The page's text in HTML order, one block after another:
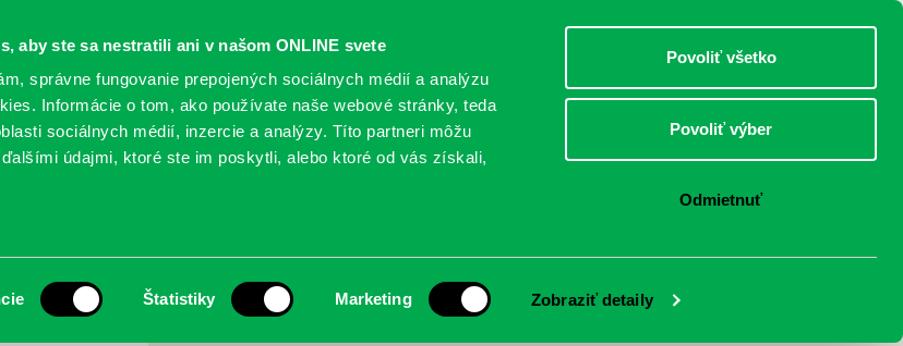
aby ste sa nestratili ani v našom ONLINE svete
správne fungovanie prepojených sociálnych médií a analýzu
Informácie o tom, ako používate naše webové stránky, teda
sociálnych médií, inzercie a analýzy. Títo partneri môžu
údajmi, ktoré ste im poskytli, alebo ktoré od vás získali,
Štatistiky Marketing Zobraziť detaily
Povoliť všetko
Povoliť výber
Odmietnuť
DOSPELÍ
PODUJATIA POBOČKY O KNIŽNICI
vlakom po Európe